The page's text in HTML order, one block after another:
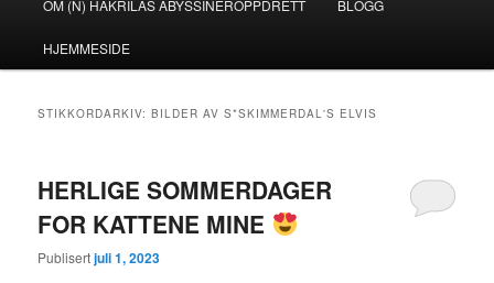
OM (N) HAKRILAS ABYSSINEROPPDRETT BLOGG
HJEMMESIDE
STIKKORDARKIV:BILDER AV S*SKIMMERDAL'S ELVIS
HERLIGE SOMMERDAGER
FOR KATTENE MINE
Publisertjuli 1, 2023